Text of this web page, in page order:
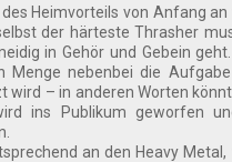
Heimvorteils von Anfang
der härteste Thrasher
in Gehör und Gebein
Menge nebenbei die
– in anderen Worten
ins Publikum geworfen
an den Heavy